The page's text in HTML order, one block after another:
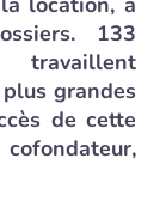
133
travaillent
grandes
de cette